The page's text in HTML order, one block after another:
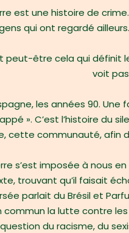
est une histoire de
qui ont regardé
peut-être cela qui définit
voit
les années 90.
». C’est l’histoire du
cette communauté, afin
s’est imposée à nous
trouvant qu’il faisait
parlait du Brésil et
commun la lutte contre les
du racisme, du